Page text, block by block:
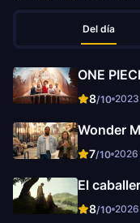
Del día
ONE
8/10 2023
Wonder
7/10 2026
El
8/10 2026